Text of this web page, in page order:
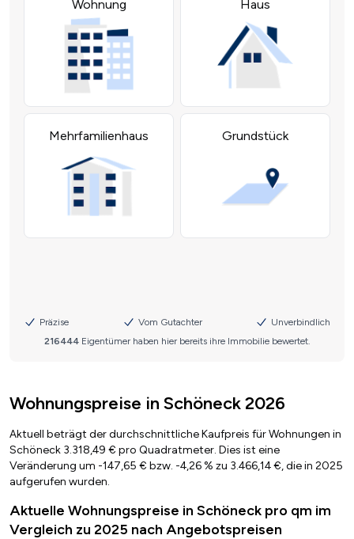
Wohnungspreise in Schöneck 2026
Aktuell beträgt der durchschnittliche Kaufpreis für Wohnungen in
Schöneck 3.318,49 € pro Quadratmeter. Dies ist eine
Veränderung um -147,65 € bzw. -4,26 % zu 3.466,14 €, die in 2025
aufgerufen wurden.
Aktuelle Wohnungspreise in Schöneck pro qm im
Vergleich zu 2025 nach Angebotspreisen